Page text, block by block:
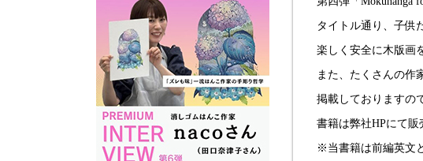
タイトル通り、子供
楽しく安全に木版画
また、たくさんの作
掲載しておりますの
書籍は弊社HPにて販
※当書籍は前編英文